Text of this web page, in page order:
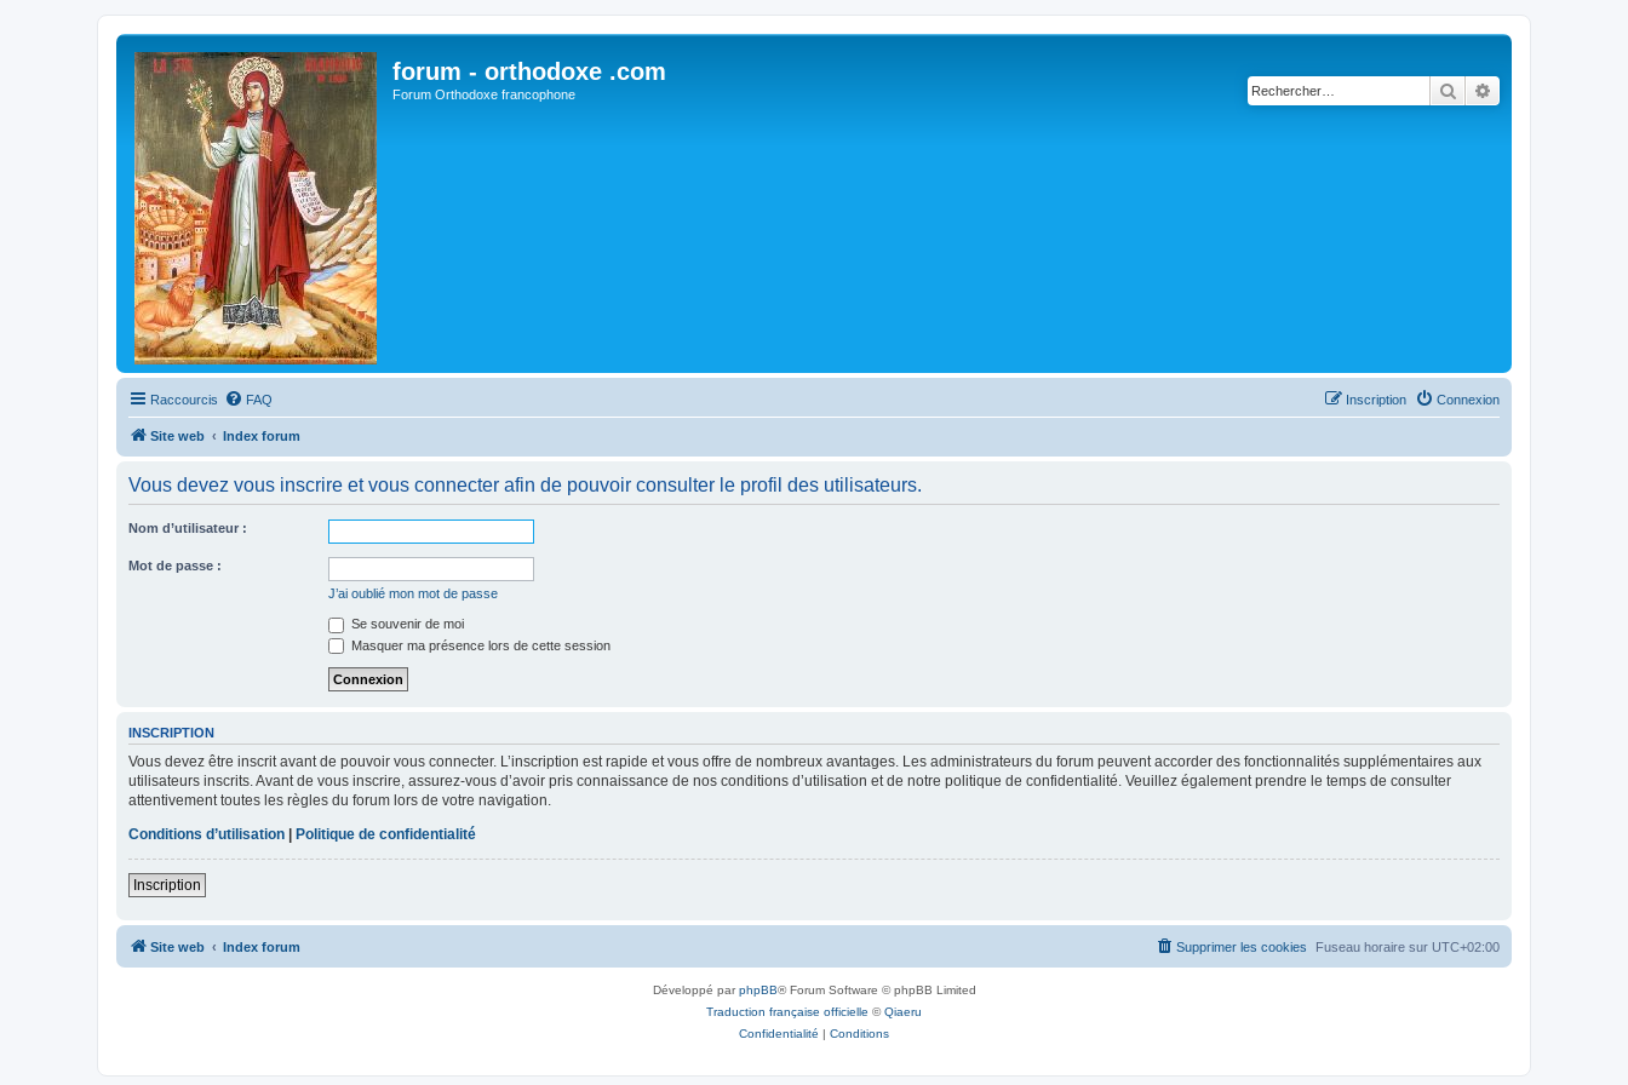
forum - orthodoxe .com
Forum Orthodoxe francophone Rechercher
Raccourcis FAQ Connexion
Inscription
Site web Index forum
Vous devez vous inscrire et vous connecter afin de pouvoir consulter le profil des utilisateurs.
Nom d’utilisateur :
Mot de passe :
J’ai oublié mon mot de passe
Se souvenir de moi
Masquer ma présence lors de cette session
INSCRIPTION
Vous devez être inscrit avant de pouvoir vous connecter. L’inscription est rapide et vous offre de nombreux avantages. Les administrateurs du forum peuvent accorder des fonctionnalités supplémentaires aux
utilisateurs inscrits. Avant de vous inscrire, assurez-vous d’avoir pris connaissance de nos conditions d’utilisation et de notre politique de confidentialité. Veuillez également prendre le temps de consulter
attentivement toutes les règles du forum lors de votre navigation.
Conditions d’utilisation | Politique de confidentialité
Inscription
Site web Index forum Fuseau horaire sur UTC+02:00
Supprimer les cookies
Développé parphpBB® Forum Software © phpBB Limited
Traduction française officielle ©Qiaeru
Confidentialité | Conditions